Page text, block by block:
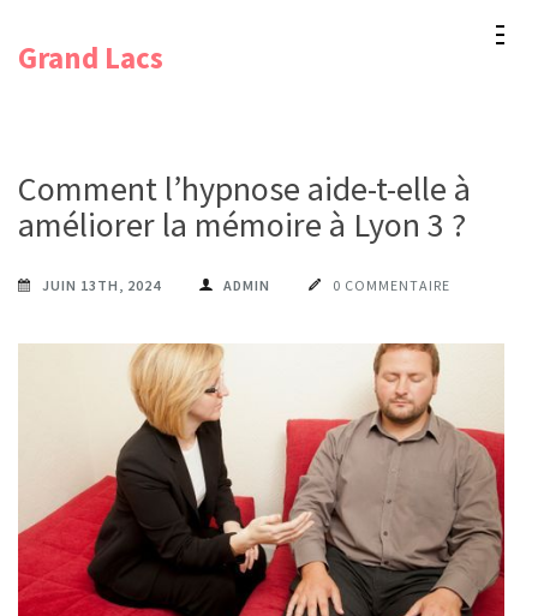
Grand Lacs
Comment l’hypnose aide-t-elle à
améliorer la mémoire à Lyon 3 ?
JUIN 13TH, 2024 ADMIN 0 COMMENTAIRE